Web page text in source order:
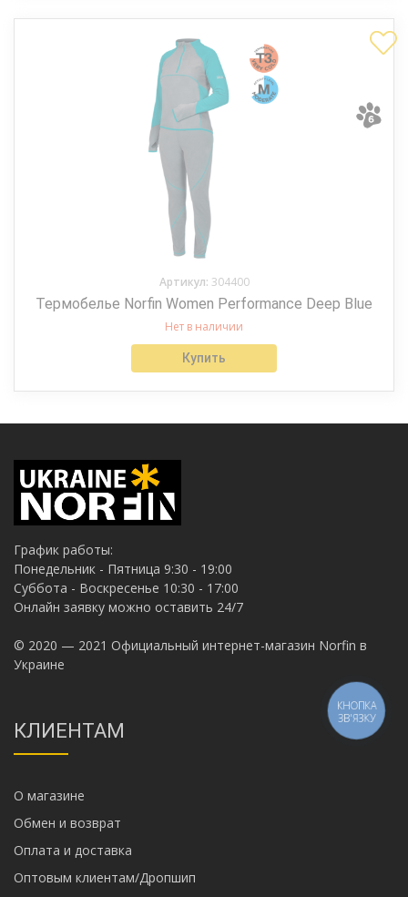
Артикул: 304400
Термобелье Norfin Women Performance Deep Blue
Нет в наличии
Купить
График работы:
Понедельник - Пятница 9:30 - 19:00
Суббота - Воскресенье 10:30 - 17:00
Онлайн заявку можно оставить 24/7
© 2020 — 2021 Официальный интернет-магазин Norfin в
Украине
КЛИЕНТАМ
О магазине
Обмен и возврат
Оплата и доставка
Оптовым клиентам/Дропшип
КНОПКА
ЗВ'ЯЗКУ